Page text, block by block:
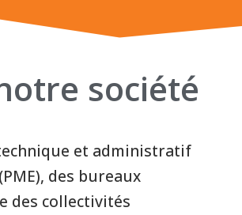
société
et administratif
des bureaux
des collectivités